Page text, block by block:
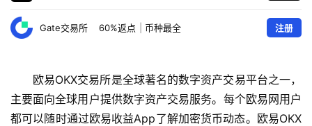
Gate交易所 60%返点 币种最全 注册
欧易OKX交易所是全球著名的数字资产交易平台之一，
主要面向全球用户提供数字资产交易服务。每个欧易网用户
都可以随时通过欧易收益App了解加密货币动态。欧易OKX